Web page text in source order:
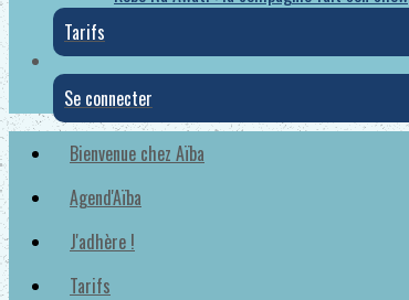
Tarifs
Se connecter
Bienvenue chez Aïba
Agend'Aïba
J'adhère !
Tarifs